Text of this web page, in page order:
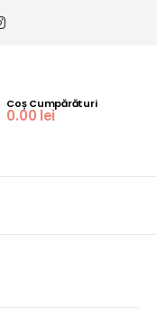
Coș Cumpărături
0.00 lei